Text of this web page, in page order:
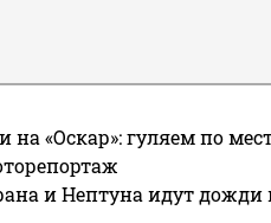
на «Оскар»: гуляем по
и Нептуна идут дожди